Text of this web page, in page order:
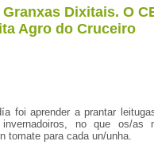
Dixitais. O
Agro do Cruceiro
foi aprender a prantar
no que os/as
tomate para cada un/unha.